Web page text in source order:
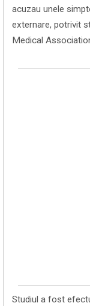
acuzau unele
externare, potrivit
Medical
Studiul a fost